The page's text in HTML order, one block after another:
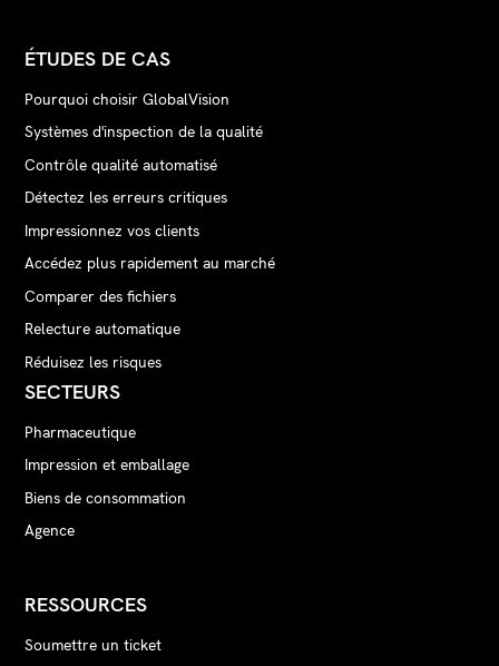
ÉTUDES DE CAS
Pourquoi choisir GlobalVision
Systèmes d'inspection de la qualité
Contrôle qualité automatisé
Détectez les erreurs critiques
Impressionnez vos clients
Accédez plus rapidement au marché
Comparer des fichiers
Relecture automatique
Réduisez les risques
SECTEURS
Pharmaceutique
Impression et emballage
Biens de consommation
Agence
RESSOURCES
Soumettre un ticket